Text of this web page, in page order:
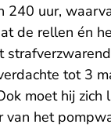
240 uur,
de rellen én
tot 3
moet hij zich
van het